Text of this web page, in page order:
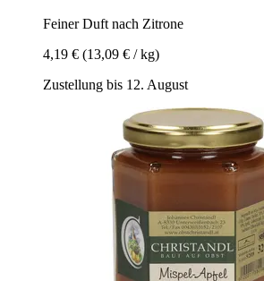
Feiner Duft nach Zitrone
4,19 € (13,09 € / kg)
Zustellung bis 12. August